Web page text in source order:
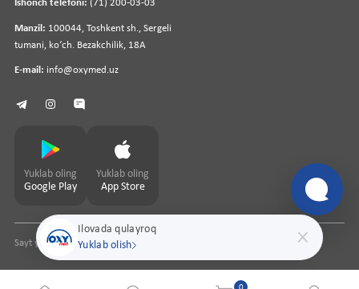
Ilovada qulayroq
Yuklab olish
Ishonch telefoni: (71) 200-03-03
Manzil: 100044, Toshkent sh., Sergeli
tumani, koʻch. Bezakchilik, 18A
E-mail: info@oxymed.uz
Yuklab oling
Google Play
Yuklab oling
App Store
Sayt yaratuvchipharmit.uz